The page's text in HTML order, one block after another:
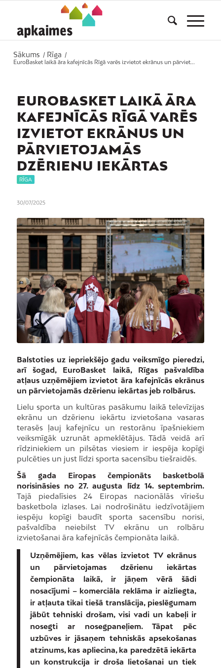
Sākums / Rīga
/
EuroBasket laikā āra kafejnīcās Rīgā varēs izvietot ekrānus un pārviet...
EUROBASKET LAIKĀ ĀRA
KAFEJNĪCĀS RĪGĀ VARĒS
IZVIETOT EKRĀNUS UN
PĀRVIETOJAMĀS
DZĒRIENU IEKĀRTAS
RĪGA
30/07/2025
Balstoties uz iepriekšējo gadu veiksmīgo pieredzi,
arī šogad, EuroBasket laikā, Rīgas pašvaldība
atļaus uzņēmējiem izvietot āra kafejnīcās ekrānus
un pārvietojamās dzērienu iekārtas jeb rolbārus.
Lielu sporta un kultūras pasākumu laikā televīzijas
ekrānu un dzērienu iekārtu izvietošana vasaras
terasēs ļauj kafejnīcu un restorānu īpašniekiem
veiksmīgāk uzrunāt apmeklētājus. Tādā veidā arī
rīdziniekiem un pilsētas viesiem ir iespēja kopīgi
pulcēties un just līdzi sporta sacensību tiešraidēs.
Šā gada Eiropas čempionāts basketbolā
norisināsies no 27. augusta līdz 14. septembrim.
Tajā piedalīsies 24 Eiropas nacionālās vīriešu
basketbola izlases. Lai nodrošinātu iedzīvotājiem
iespēju kopīgi baudīt sporta sacensību norisi,
pašvaldība neiebilst TV ekrānu un rolbāru
izvietošanai āra kafejnīcās čempionāta laikā.
Uzņēmējiem, kas vēlas izvietot TV ekrānus
un pārvietojamas dzērienu iekārtas
čempionāta laikā, ir jāņem vērā šādi
nosacījumi – komerciāla reklāma ir aizliegta,
ir atļauta tikai tiešā translācija, pieslēgumam
jābūt tehniski drošam, visi vadi un kabeļi ir
nosegti ar nosegpaneļiem. Tāpat pēc
uzbūves ir jāsaņem tehniskās apsekošanas
atzinums, kas apliecina, ka paredzētā iekārta
un konstrukcija ir droša lietošanai un tiek